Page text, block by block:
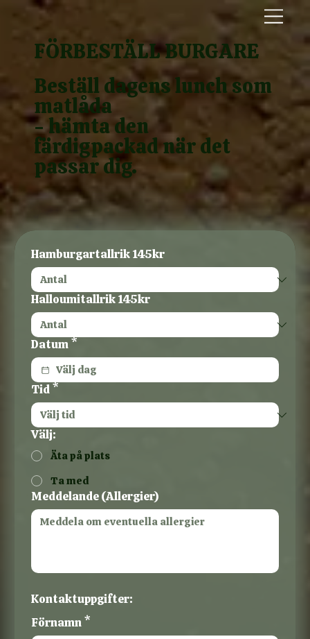
FÖRBESTÄLL BURGARE
Beställ dagens lunch som
matlåda
- hämta den
färdigpackad när det
passar dig.
Hamburgartallrik 145kr
Halloumitallrik 145kr
Datum*
Tid*
Välj:
Äta på plats
Ta med
Meddelande (Allergier)
Kontaktuppgifter:
Förnamn*